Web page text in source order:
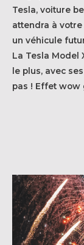
Tesla, voiture
attendra à
un véhicule
La Tesla Model
le plus, avec
pas ! Effet wow